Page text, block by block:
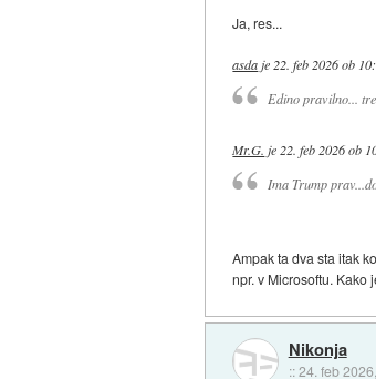
Ja, res...
asda je 22. feb 2026 ob
Edino pravilno...
Mr.G. je22. feb 2026 ob
Ima Trump
Ampak ta dva sta itak
npr. v Microsoftu.
Nikonja
::24. feb